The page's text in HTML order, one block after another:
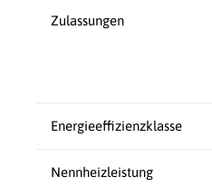
Zulassungen
Energieeffizienzklasse
Nennheizleistung